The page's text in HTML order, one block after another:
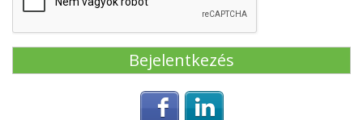
Login with Facebook